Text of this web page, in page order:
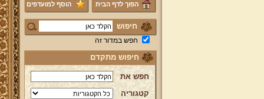
הפוך לדף הבית הוסף למועדפים
חיפוש
חפש במדור זה
חיפוש מתקדם
חפש את
קטגוריה